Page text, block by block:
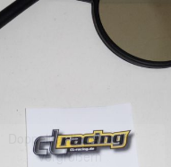
Doppelt antippen zum
vergrößern